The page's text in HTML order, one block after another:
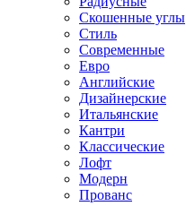
Скошенные углы
Стиль
Современные
Евро
Английские
Дизайнерские
Итальянские
Кантри
Классические
Лофт
Модерн
Прованс